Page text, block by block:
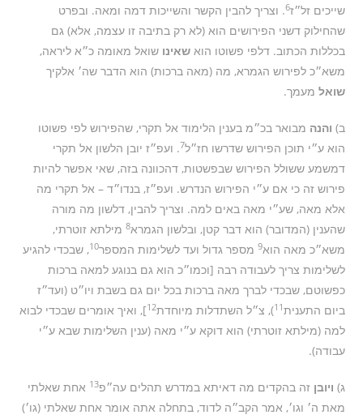
שייכים זל״ז6. וצריך להבין הקשר והשייכות דמה ומאה. ובפרט
שהחילוק דשני הפירושים הוא (לא רק בתיבה זו עצמה, אלא) גם
בכללות הכתוב. דלפי פשוטו הואשאינושואל מאומה כ״א ליראה,
משא״כ לפירוש הגמרא, מה (מאה ברכות) הוא הדבר שה׳ אלקיך
שואל מעמך.
ב) והנה מבואר בכ״מ בענין הלימוד אל תקרי, שהפירוש לפי פשוטו
הוא ע״י תוכן הפירוש שדרשו חז״ל7. ועפ״ז יובן הלשון אל תקרי
דמשמע ששולל הפירוש שבפשטות, דהכוונה בזה, שאי אפשר להיות
פירוש זה כי אם ע״י הפירוש הנדרש. ועפ״ז, בנדו״ד – אל תקרי מה
אלא מאה, שע״י מאה באים למה. וצריך להבין, דלשון מה מורה
שהענין (המדובר) הוא דבר קטן, ובלשון הגמרא8 מילתא זוטרתי,
משא״כ מאה הוא9 מספר גדול ועד לשלימות המספר10, שבכדי להגיע
לשלימות צריך לעבודה רבה [וכמו״כ הוא גם בנוגע למאה ברכות
כפשוטם, שבכדי לברך מאה ברכות בכל יום גם בשבת ויו״ט (ועד״ז
ביום התענית11), צ״ל השתדלות מיוחדת12], ואיך אומרים שבכדי לבוא
למה (מילתא זוטרתי) הוא דוקא ע״י מאה (ענין השלימות שבא ע״י
עבודה).
ג) ויובןזה בהקדים מה דאיתא במדרש תהלים עה״פ13 אחת שאלתי
מאת ה׳ וגו׳, אמר הקב״ה לדוד, בתחלה אתה אומר אחת שאלתי (גו׳)